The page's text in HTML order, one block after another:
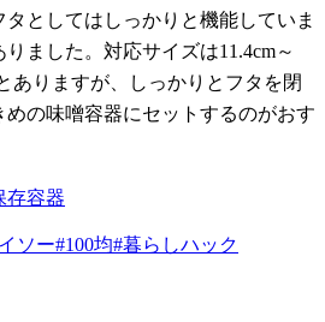
としてはしっかりと機能していま
ました。対応サイズは11.4cm～
ありますが、しっかりとフタを閉
の味噌容器にセットするのがおす
存容器
ソー#100均#暮らしハック